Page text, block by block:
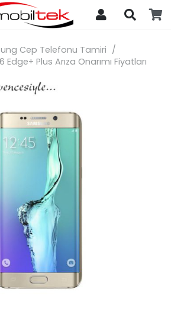
Cep Telefonu Tamiri /
Plus Arıza Onarımı Fiyatları